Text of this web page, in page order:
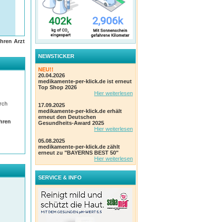
Arzt
NEWSTICKER
NEU!!
20.04.2026
medikamente-per-klick.de ist erneut
Top Shop 2026
Hier weiterlesen
17.09.2025
medikamente-per-klick.de erhält
erneut den Deutschen
Gesundheits-Award 2025
Hier weiterlesen
05.08.2025
medikamente-per-klick.de zählt
erneut zu "BAYERNS BEST 50"
Hier weiterlesen
SERVICE & INFO